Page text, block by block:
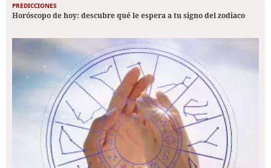
PREDICCIONES
Horóscopo de hoy: descubre qué le espera a tu signo del zodiaco